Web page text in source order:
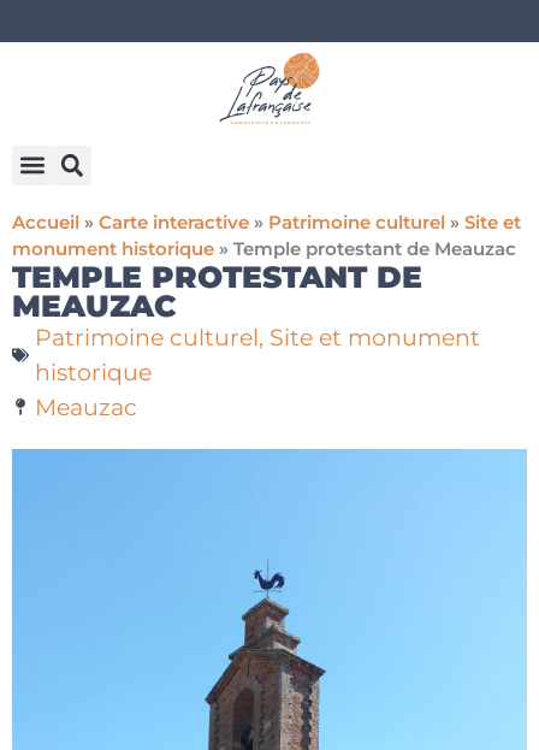
Accueil » Carte interactive » Patrimoine culturel » Site et
monument historique » Temple protestant de Meauzac
TEMPLE PROTESTANT DE
MEAUZAC
Patrimoine culturel, Site et monument
historique
Meauzac